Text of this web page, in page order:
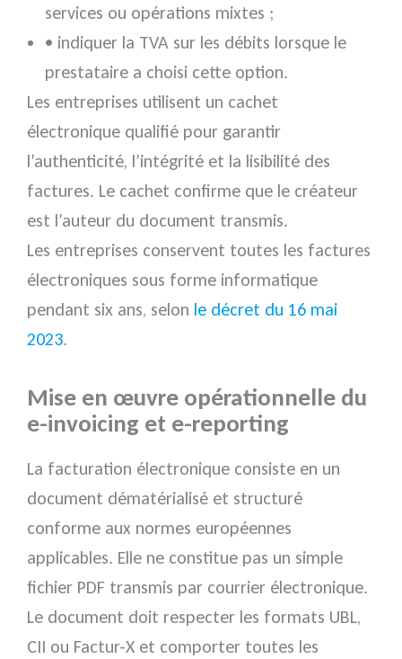
services ou opérations mixtes ;
• indiquer la TVA sur les débits lorsque le
prestataire a choisi cette option.
Les entreprises utilisent un cachet
électronique qualifié pour garantir
l’authenticité, l’intégrité et la lisibilité des
factures. Le cachet confirme que le créateur
est l’auteur du document transmis.
Les entreprises conservent toutes les factures
électroniques sous forme informatique
pendant six ans, selon le décret du 16 mai
2023.
Mise en œuvre opérationnelle du
e-invoicing et e-reporting
La facturation électronique consiste en un
document dématérialisé et structuré
conforme aux normes européennes
applicables. Elle ne constitue pas un simple
fichier PDF transmis par courrier électronique.
Le document doit respecter les formats UBL,
CII ou Factur-X et comporter toutes les